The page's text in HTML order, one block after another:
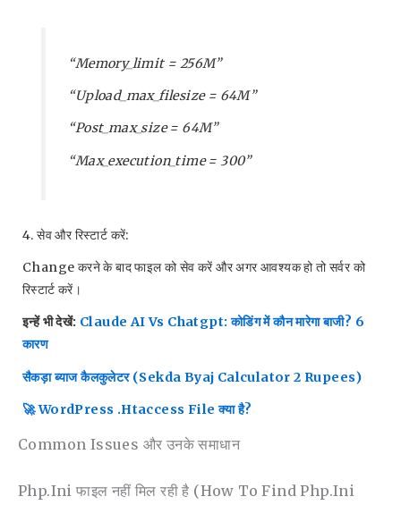
“memory_limit = 256M”
“upload_max_filesize = 64M”
“post_max_size = 64M”
“max_execution_time = 300”
4. सेव और रिस्टार्ट करें:
Change करने के बाद फाइल को सेव करें और अगर आवश्यक हो तो सर्वर को
रिस्टार्ट करें।
इन्हें भी देखें: Claude AI Vs Chatgpt: कोडिंग में कौन मारेगा बाजी? 6
कारण
सैकड़ा ब्याज कैलकुलेटर (Sekda Byaj Calculator 2 Rupees)
🚀 WordPress .htaccess File क्या है?
Common Issues और उनके समाधान
Php.ini फाइल नहीं मिल रही है (How To Find Php.ini